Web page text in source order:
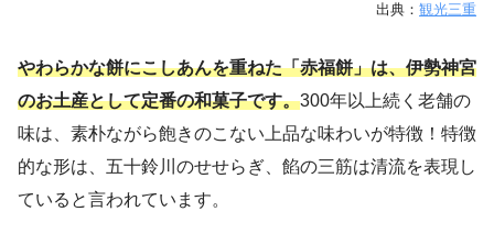
出典： 観光三重
やわらかな餅にこしあんを重ねた「赤福餅」は、伊勢神宮
のお土産として定番の和菓子です。300年以上続く老舗の
味は、素朴ながら飽きのこない上品な味わいが特徴！特徴
的な形は、五十鈴川のせせらぎ、餡の三筋は清流を表現し
ていると言われています。